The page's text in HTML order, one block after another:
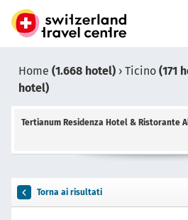
Home (1.668 hotel) › Ticino (171
hotel)
Tertianum Residenza Hotel & Ristorante
Torna ai risultati